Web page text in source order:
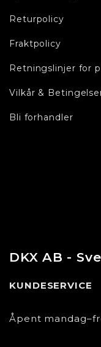
Returpolicy
Fraktpolicy
Retningslinjer for
Vilkår &
Bli forhandler
DKX AB -
KUNDESERVICE
Åpent